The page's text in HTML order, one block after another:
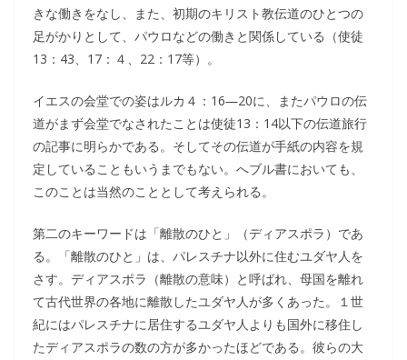
きな働きをなし、また、初期のキリスト教伝道のひとつの
足がかりとして、パウロなどの働きと関係している（使徒
13：43、17：４、22：17等）。
イエスの会堂での姿はルカ４：16―20に、またパウロの伝
道がまず会堂でなされたことは使徒13：14以下の伝道旅行
の記事に明らかである。そしてその伝道が手紙の内容を規
定していることもいうまでもない。へブル書においても、
このことは当然のこととして考えられる。
第二のキーワードは「離散のひと」（ディアスポラ）であ
る。「離散のひと」は、パレスチナ以外に住むユダヤ人を
さす。ディアスポラ（離散の意味）と呼ばれ、母国を離れ
て古代世界の各地に離散したユダヤ人が多くあった。１世
紀にはパレスチナに居住するユダヤ人よりも国外に移住し
たディアスポラの数の方が多かったほどである。彼らの大